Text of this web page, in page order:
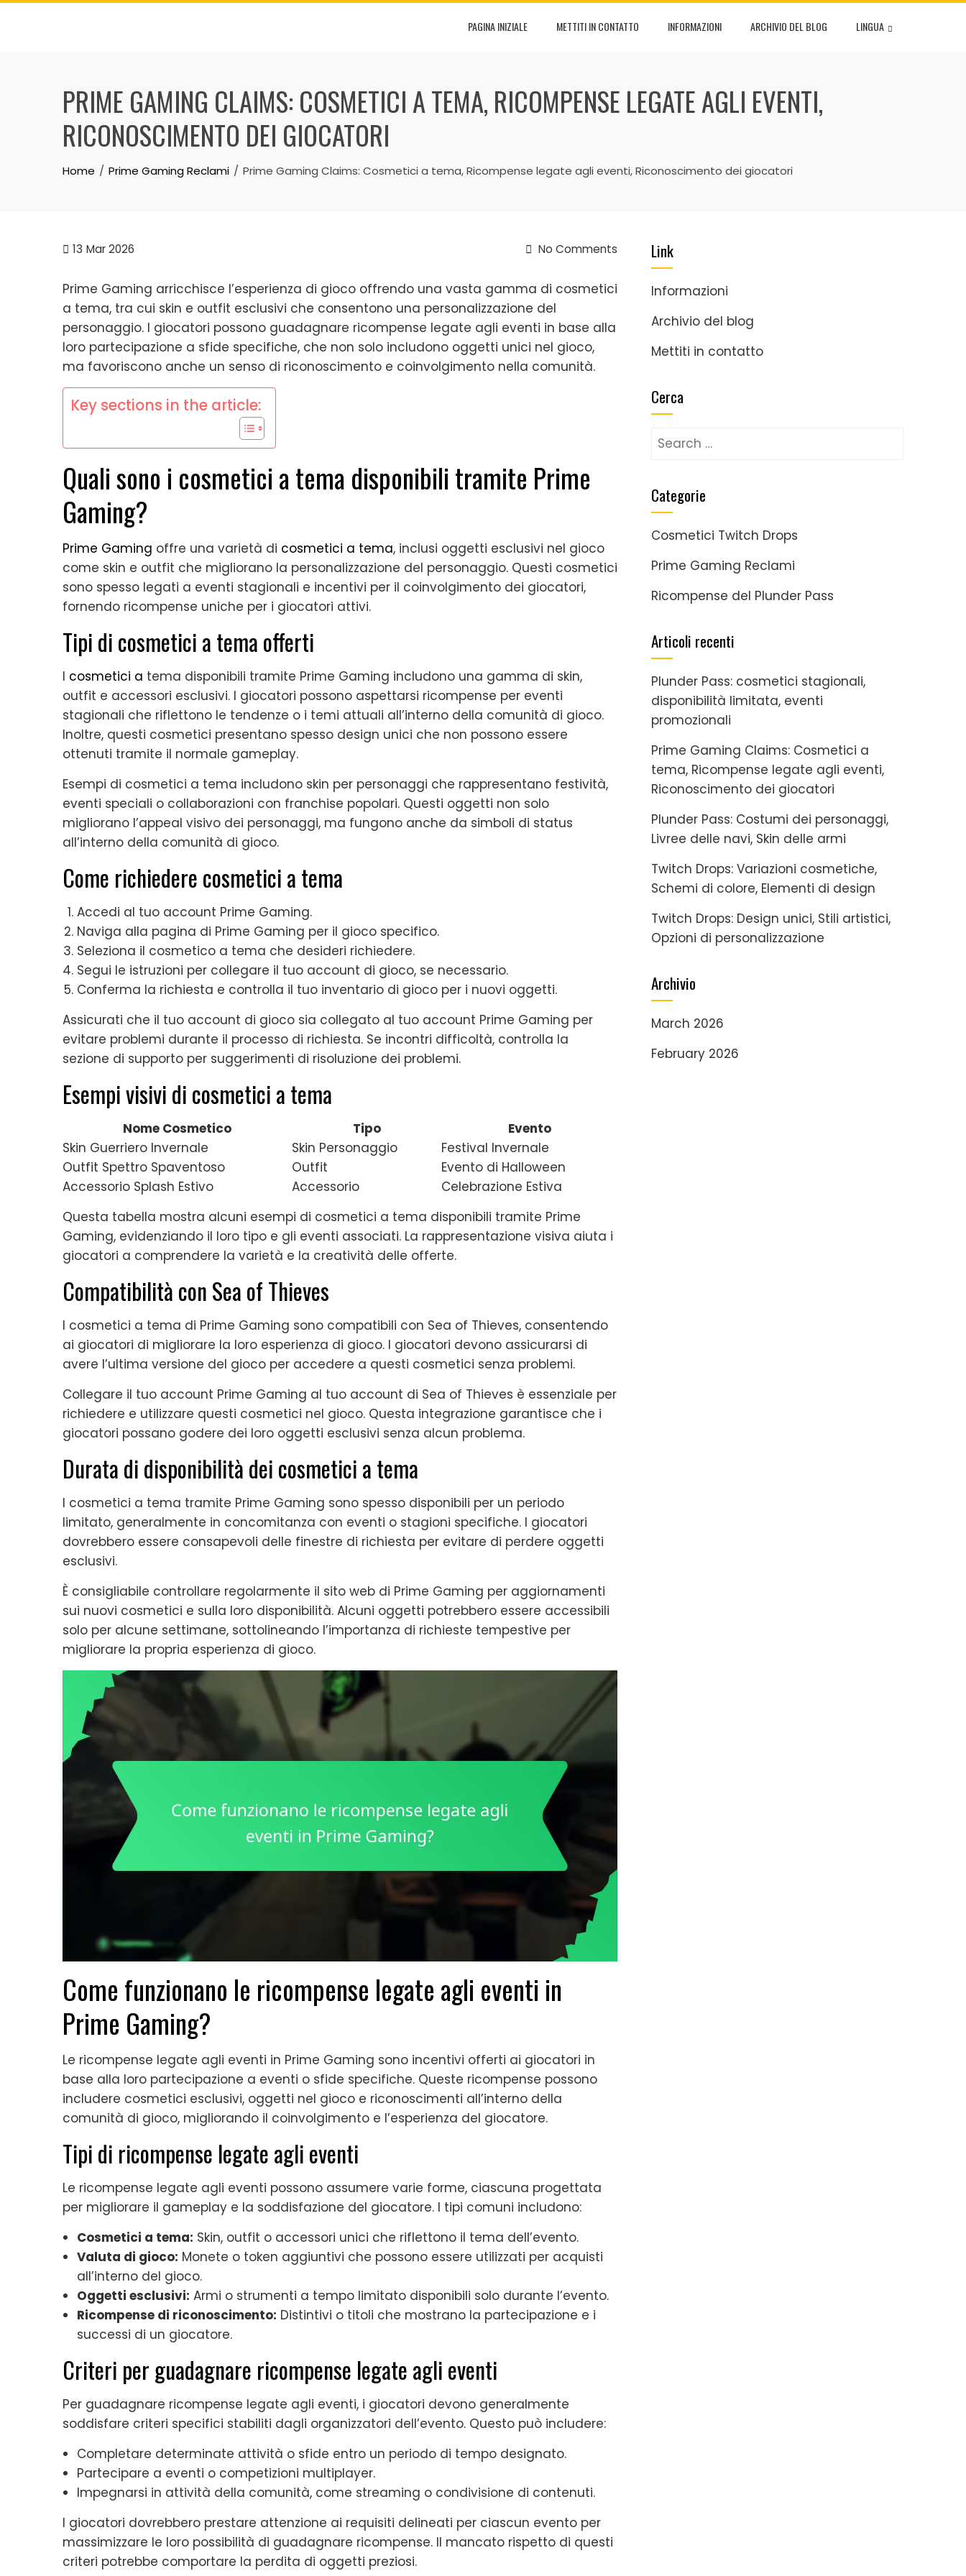
Skip
PAGINA INIZIALE METTITI IN CONTATTO INFORMAZIONI ARCHIVIO DEL BLOG LINGUA
PRIME GAMING CLAIMS: COSMETICI A TEMA, RICOMPENSE LEGATE AGLI EVENTI,
RICONOSCIMENTO DEI GIOCATORI
Home Prime Gaming Reclami Prime Gaming Claims: Cosmetici a tema, Ricompense legate agli eventi, Riconoscimento dei giocatori
13 Mar 2026 No Comments
Prime Gaming arricchisce l’esperienza di gioco offrendo una vasta gamma di cosmetici
a tema, tra cui skin e outfit esclusivi che consentono una personalizzazione del
personaggio. I giocatori possono guadagnare ricompense legate agli eventi in base alla
loro partecipazione a sfide specifiche, che non solo includono oggetti unici nel gioco,
ma favoriscono anche un senso di riconoscimento e coinvolgimento nella comunità.
Key sections in the article:
Quali sono i cosmetici a tema disponibili tramite Prime
Gaming?
Prime Gaming offre una varietà di cosmetici a tema, inclusi oggetti esclusivi nel gioco
come skin e outfit che migliorano la personalizzazione del personaggio. Questi cosmetici
sono spesso legati a eventi stagionali e incentivi per il coinvolgimento dei giocatori,
fornendo ricompense uniche per i giocatori attivi.
Tipi di cosmetici a tema offerti
I cosmetici a tema disponibili tramite Prime Gaming includono una gamma di skin,
outfit e accessori esclusivi. I giocatori possono aspettarsi ricompense per eventi
stagionali che riflettono le tendenze o i temi attuali all’interno della comunità di gioco.
Inoltre, questi cosmetici presentano spesso design unici che non possono essere
ottenuti tramite il normale gameplay.
Esempi di cosmetici a tema includono skin per personaggi che rappresentano festività,
eventi speciali o collaborazioni con franchise popolari. Questi oggetti non solo
migliorano l’appeal visivo dei personaggi, ma fungono anche da simboli di status
all’interno della comunità di gioco.
Come richiedere cosmetici a tema
Accedi al tuo account Prime Gaming.
Naviga alla pagina di Prime Gaming per il gioco specifico.
Seleziona il cosmetico a tema che desideri richiedere.
Segui le istruzioni per collegare il tuo account di gioco, se necessario.
Conferma la richiesta e controlla il tuo inventario di gioco per i nuovi oggetti.
Assicurati che il tuo account di gioco sia collegato al tuo account Prime Gaming per
evitare problemi durante il processo di richiesta. Se incontri difficoltà, controlla la
sezione di supporto per suggerimenti di risoluzione dei problemi.
Esempi visivi di cosmetici a tema
Nome Cosmetico Tipo
Evento
Skin Guerriero Invernale
Skin Personaggio
Festival Invernale
Outfit Spettro Spaventoso
Outfit
Evento di Halloween
Accessorio Splash Estivo
Accessorio
Celebrazione Estiva
Questa tabella mostra alcuni esempi di cosmetici a tema disponibili tramite Prime
Gaming, evidenziando il loro tipo e gli eventi associati. La rappresentazione visiva aiuta i
giocatori a comprendere la varietà e la creatività delle offerte.
Compatibilità con Sea of Thieves
I cosmetici a tema di Prime Gaming sono compatibili con Sea of Thieves, consentendo
ai giocatori di migliorare la loro esperienza di gioco. I giocatori devono assicurarsi di
avere l’ultima versione del gioco per accedere a questi cosmetici senza problemi.
Collegare il tuo account Prime Gaming al tuo account di Sea of Thieves è essenziale per
richiedere e utilizzare questi cosmetici nel gioco. Questa integrazione garantisce che i
giocatori possano godere dei loro oggetti esclusivi senza alcun problema.
Durata di disponibilità dei cosmetici a tema
I cosmetici a tema tramite Prime Gaming sono spesso disponibili per un periodo
limitato, generalmente in concomitanza con eventi o stagioni specifiche. I giocatori
dovrebbero essere consapevoli delle finestre di richiesta per evitare di perdere oggetti
esclusivi.
È consigliabile controllare regolarmente il sito web di Prime Gaming per aggiornamenti
sui nuovi cosmetici e sulla loro disponibilità. Alcuni oggetti potrebbero essere accessibili
solo per alcune settimane, sottolineando l’importanza di richieste tempestive per
migliorare la propria esperienza di gioco.
Come funzionano le ricompense legate agli eventi in
Prime Gaming?
Le ricompense legate agli eventi in Prime Gaming sono incentivi offerti ai giocatori in
base alla loro partecipazione a eventi o sfide specifiche. Queste ricompense possono
includere cosmetici esclusivi, oggetti nel gioco e riconoscimenti all’interno della
comunità di gioco, migliorando il coinvolgimento e l’esperienza del giocatore.
Tipi di ricompense legate agli eventi
Le ricompense legate agli eventi possono assumere varie forme, ciascuna progettata
per migliorare il gameplay e la soddisfazione del giocatore. I tipi comuni includono:
Cosmetici a tema: Skin, outfit o accessori unici che riflettono il tema dell’evento.
Valuta di gioco: Monete o token aggiuntivi che possono essere utilizzati per acquisti
all’interno del gioco.
Oggetti esclusivi: Armi o strumenti a tempo limitato disponibili solo durante l’evento.
Ricompense di riconoscimento: Distintivi o titoli che mostrano la partecipazione e i
successi di un giocatore.
Criteri per guadagnare ricompense legate agli eventi
Per guadagnare ricompense legate agli eventi, i giocatori devono generalmente
soddisfare criteri specifici stabiliti dagli organizzatori dell’evento. Questo può includere:
Completare determinate attività o sfide entro un periodo di tempo designato.
Partecipare a eventi o competizioni multiplayer.
Impegnarsi in attività della comunità, come streaming o condivisione di contenuti.
I giocatori dovrebbero prestare attenzione ai requisiti delineati per ciascun evento per
massimizzare le loro possibilità di guadagnare ricompense. Il mancato rispetto di questi
criteri potrebbe comportare la perdita di oggetti preziosi.
Link
Informazioni
Archivio del blog
Mettiti in contatto
Cerca
Search
Categorie
Cosmetici Twitch Drops
Prime Gaming Reclami
Ricompense del Plunder Pass
Articoli recenti
Plunder Pass: cosmetici stagionali,
disponibilità limitata, eventi
promozionali
Prime Gaming Claims: Cosmetici a
tema, Ricompense legate agli eventi,
Riconoscimento dei giocatori
Plunder Pass: Costumi dei personaggi,
Livree delle navi, Skin delle armi
Twitch Drops: Variazioni cosmetiche,
Schemi di colore, Elementi di design
Twitch Drops: Design unici, Stili artistici,
Opzioni di personalizzazione
Archivio
March 2026
February 2026